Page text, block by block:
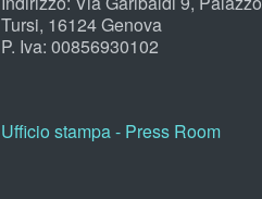
Tursi, 16124 Genova
P. Iva: 00856930102
Ufficio stampa - Press Room